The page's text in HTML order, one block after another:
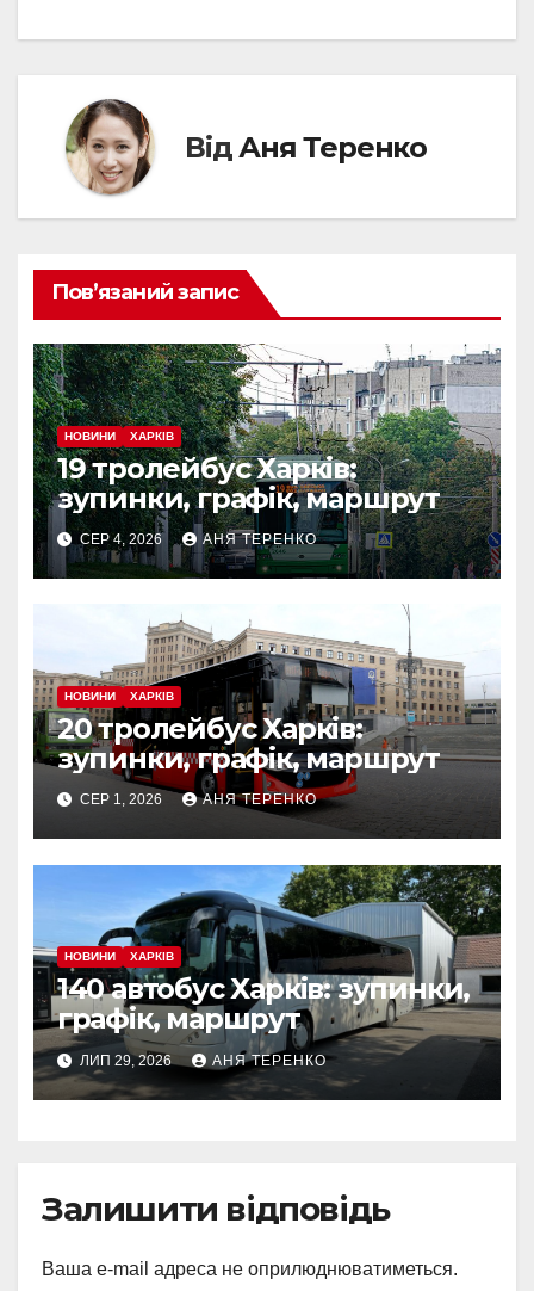
ВідАня Теренко
Пов’язаний запис
НОВИНИ ХАРКІВ
19 тролейбус Харків:
зупинки, графік, маршрут
СЕР 4, 2026 АНЯ ТЕРЕНКО
НОВИНИ ХАРКІВ
20 тролейбус Харків:
зупинки, графік, маршрут
СЕР 1, 2026 АНЯ ТЕРЕНКО
НОВИНИ ХАРКІВ
140 автобус Харків: зупинки,
графік, маршрут
ЛИП 29, 2026 АНЯ ТЕРЕНКО
Залишити відповідь
Ваша e-mail адреса не оприлюднюватиметься.